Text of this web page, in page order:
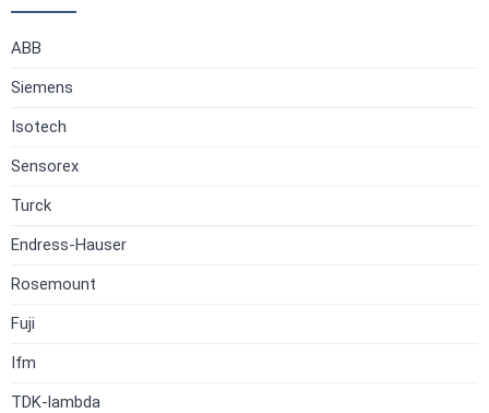
ABB
Siemens
Isotech
Sensorex
Turck
Endress-Hauser
Rosemount
Fuji
Ifm
TDK-lambda